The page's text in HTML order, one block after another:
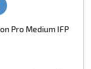
Pro Medium IFP